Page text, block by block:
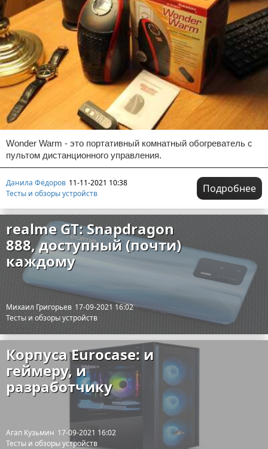
Wonder Warm - это портативный комнатный обогреватель с
пультом дистанционного управления.
Данила Фёдоров 11-11-2021 10:38
Тесты и обзоры устройств
Подробнее
realme GT: Snapdragon
888, доступный (почти)
каждому
Михаил Григорьев 17-09-2021 16:02
Тесты и обзоры устройств
Корпуса Eurocase: и
геймеру, и
разработчику
Агап Кузьмин 17-09-2021 16:02
Тесты и обзоры устройств